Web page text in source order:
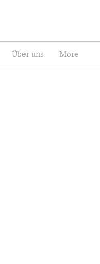
Über uns More